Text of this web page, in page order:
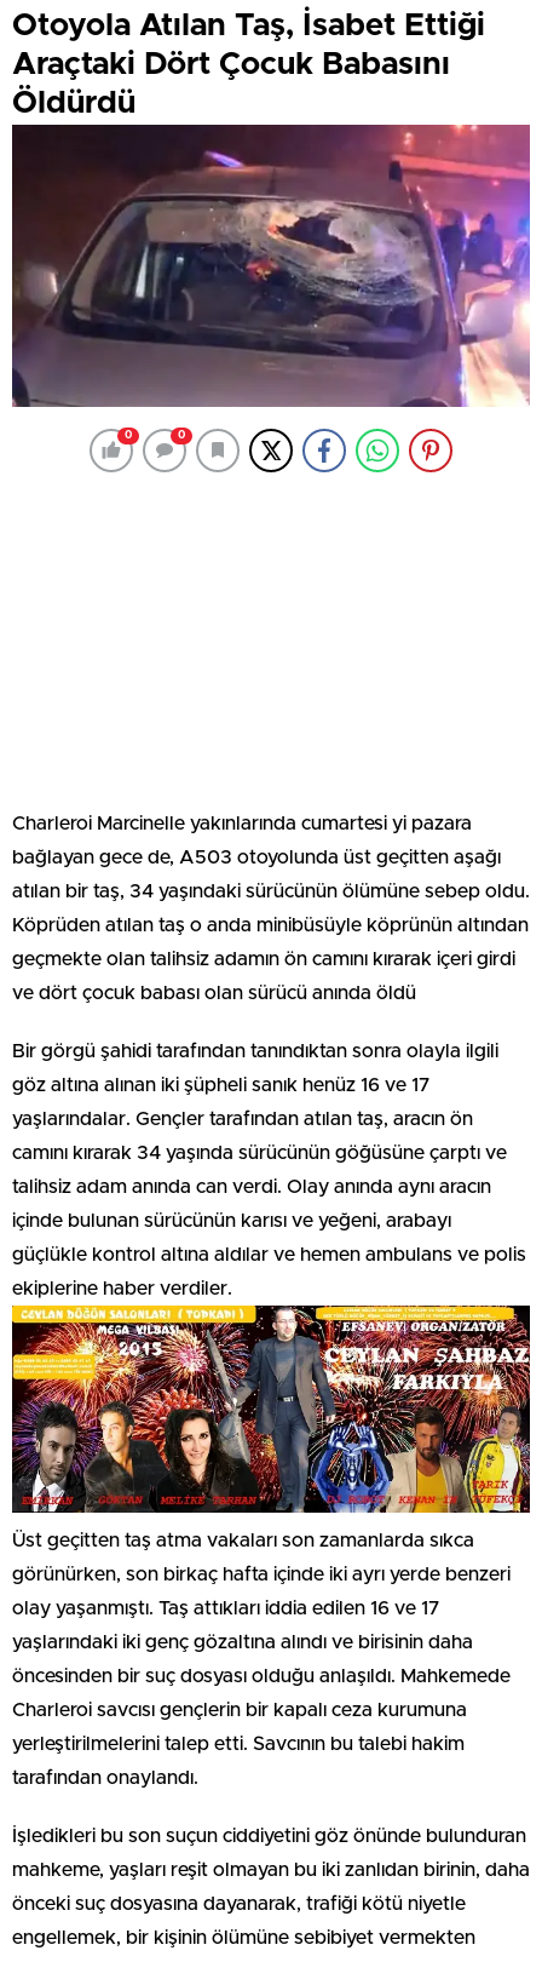
Otoyola Atılan Taş, İsabet Ettiği
Araçtaki Dört Çocuk Babasını
Öldürdü
0 0
Charleroi Marcinelle yakınlarında cumartesi yi pazara
bağlayan gece de, A503 otoyolunda üst geçitten aşağı
atılan bir taş, 34 yaşındaki sürücünün ölümüne sebep oldu.
Köprüden atılan taş o anda minibüsüyle köprünün altından
geçmekte olan talihsiz adamın ön camını kırarak içeri girdi
ve dört çocuk babası olan sürücü anında öldü
Bir görgü şahidi tarafından tanındıktan sonra olayla ilgili
göz altına alınan iki şüpheli sanık henüz 16 ve 17
yaşlarındalar. Gençler tarafından atılan taş, aracın ön
camını kırarak 34 yaşında sürücünün göğüsüne çarptı ve
talihsiz adam anında can verdi. Olay anında aynı aracın
içinde bulunan sürücünün karısı ve yeğeni, arabayı
güçlükle kontrol altına aldılar ve hemen ambulans ve polis
ekiplerine haber verdiler.
Üst geçitten taş atma vakaları son zamanlarda sıkca
görünürken, son birkaç hafta içinde iki ayrı yerde benzeri
olay yaşanmıştı. Taş attıkları iddia edilen 16 ve 17
yaşlarındaki iki genç gözaltına alındı ve birisinin daha
öncesinden bir suç dosyası olduğu anlaşıldı. Mahkemede
Charleroi savcısı gençlerin bir kapalı ceza kurumuna
yerleştirilmelerini talep etti. Savcının bu talebi hakim
tarafından onaylandı.
İşledikleri bu son suçun ciddiyetini göz önünde bulunduran
mahkeme, yaşları reşit olmayan bu iki zanlıdan birinin, daha
önceki suç dosyasına dayanarak, trafiği kötü niyetle
engellemek, bir kişinin ölümüne sebibiyet vermekten